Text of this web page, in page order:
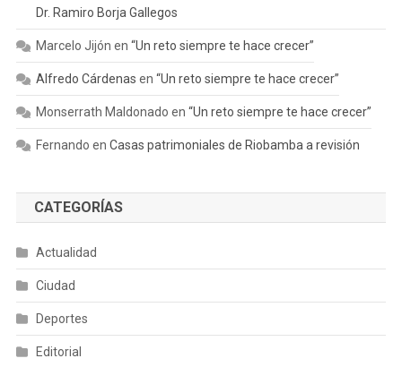
Dr. Ramiro Borja Gallegos
Marcelo Jijón en “Un reto siempre te hace crecer”
Alfredo Cárdenas en “Un reto siempre te hace crecer”
Monserrath Maldonado en “Un reto siempre te hace crecer”
Fernando en Casas patrimoniales de Riobamba a revisión
CATEGORÍAS
Actualidad
Ciudad
Deportes
Editorial